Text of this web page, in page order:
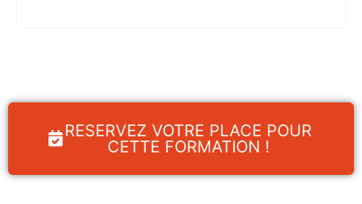
RESERVEZ VOTRE PLACE POUR
CETTE FORMATION !